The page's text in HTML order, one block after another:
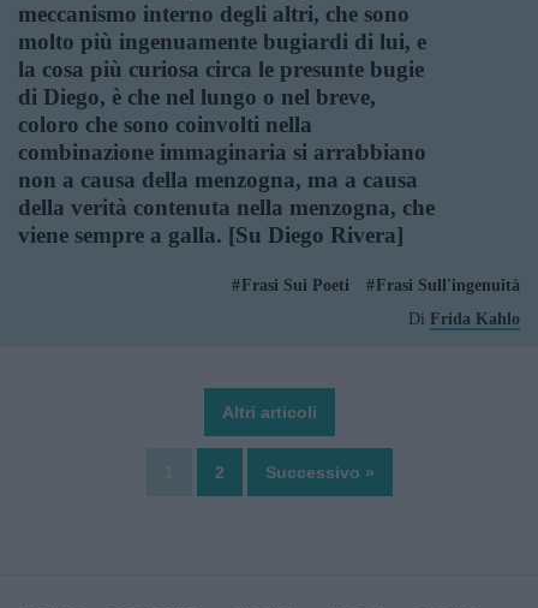
meccanismo interno degli altri, che sono
molto più ingenuamente bugiardi di lui, e
la cosa più curiosa circa le presunte bugie
di Diego, è che nel lungo o nel breve,
coloro che sono coinvolti nella
combinazione immaginaria si arrabbiano
non a causa della menzogna, ma a causa
della verità contenuta nella menzogna, che
viene sempre a galla. [Su Diego Rivera]
Frasi Sui Poeti
Frasi Sull'ingenuità
Di Frida Kahlo
Altri articoli
2 Successivo »